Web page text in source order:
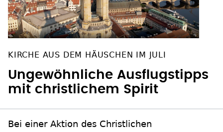
KIRCHE AUS DEM HÄUSCHEN IM JULI
Ungewöhnliche Ausflugstipps
mit christlichem Spirit
Bei einer Aktion des Christlichen